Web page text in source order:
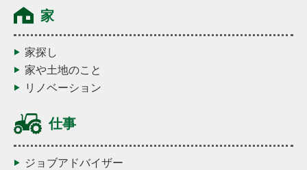
家
家探し
家や土地のこと
リノベーション
仕事
ジョブアドバイザー